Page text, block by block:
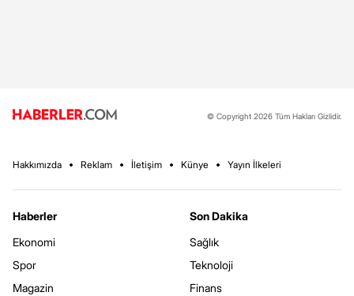
© Copyright 2026 Tüm Hakları Gizlidir.
Hakkımızda Reklam İletişim Künye Yayın İlkeleri
Haberler
Ekonomi
Spor
Magazin
Son Dakika
Sağlık
Teknoloji
Finans